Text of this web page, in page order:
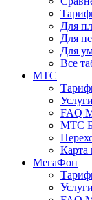
Для
Для
Для
Все
МТС
FAQ
МТС
МегаФон